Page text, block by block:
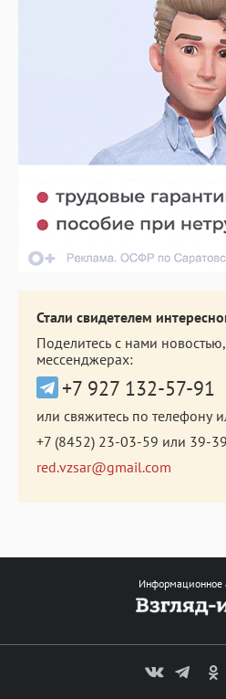
Стали свидетелем
Поделитесь с нами
мессенджерах:
+7 927 132-57-91
или свяжитесь по телефону
+7 (8452) 23-03-59 или 39-
red.vzsar@gmail.com
Информационное